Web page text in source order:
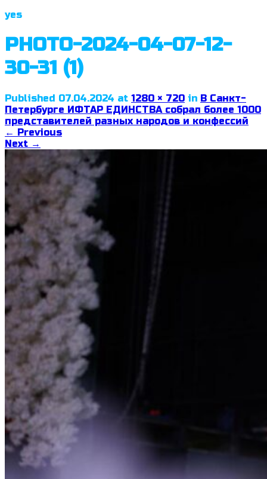
yes
PHOTO-2024-04-07-12-
30-31 (1)
Published 07.04.2024 at 1280 × 720 in В Санкт-
Петербурге ИФТАР ЕДИНСТВА собрал более 1000
представителей разных народов и конфессий
← Previous
Next →